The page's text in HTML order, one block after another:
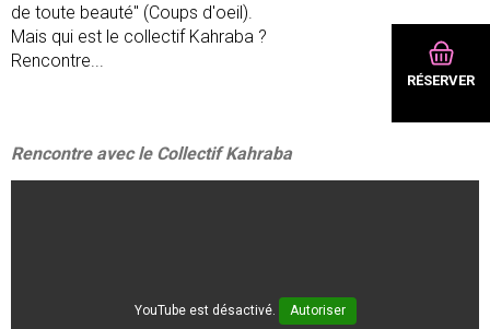
RÉSERVER
de toute beauté" (Coups d'oeil).
Mais qui est le collectif Kahraba ?
Rencontre...
Rencontre avec le Collectif Kahraba
YouTube est désactivé. Autoriser